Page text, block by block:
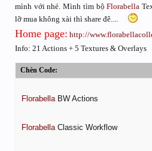
mình với nhé. Mình tìm bộFlorabella
lỡ mua không xài thì share đê....
Home page: http://
Info: 21 Actions + 5 Textures & Overlays
Chèn Code:
Florabella BW Actions
Florabella Classic Workflow